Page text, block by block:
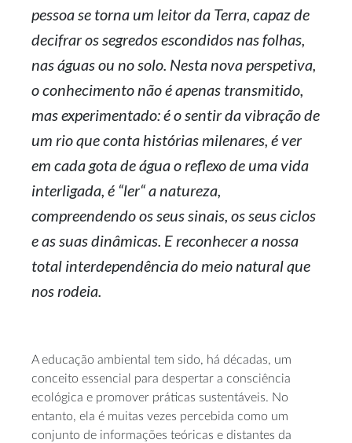
pessoa se torna um leitor da Terra, capaz de
decifrar os segredos escondidos nas folhas,
nas águas ou no solo. Nesta nova perspetiva,
o conhecimento não é apenas transmitido,
mas experimentado: é o sentir da vibração de
um rio que conta histórias milenares, é ver
em cada gota de água o reflexo de uma vida
interligada, é “ler“ a natureza,
compreendendo os seus sinais, os seus ciclos
e as suas dinâmicas. E reconhecer a nossa
total interdependência do meio natural que
nos rodeia.
A educação ambiental tem sido, há décadas, um
conceito essencial para despertar a consciência
ecológica e promover práticas sustentáveis. No
entanto, ela é muitas vezes percebida como um
conjunto de informações teóricas e distantes da